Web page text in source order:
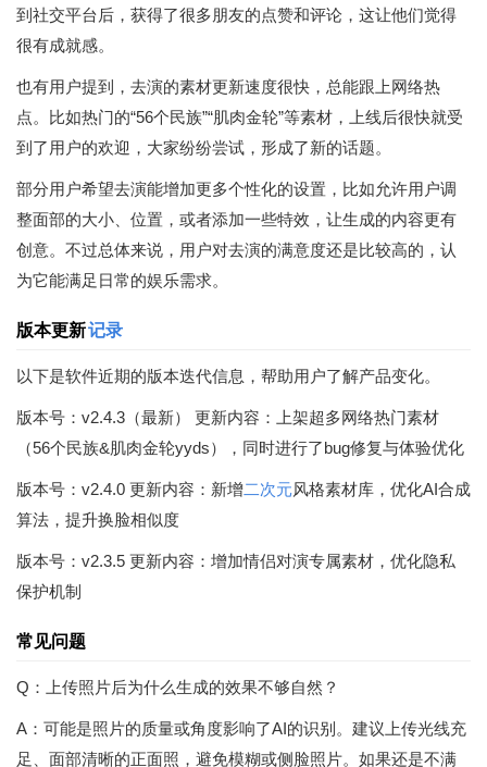
到社交平台后，获得了很多朋友的点赞和评论，这让他们觉得
很有成就感。
也有用户提到，去演的素材更新速度很快，总能跟上网络热
点。比如热门的“56个民族”“肌肉金轮”等素材，上线后很快就受
到了用户的欢迎，大家纷纷尝试，形成了新的话题。
部分用户希望去演能增加更多个性化的设置，比如允许用户调
整面部的大小、位置，或者添加一些特效，让生成的内容更有
创意。不过总体来说，用户对去演的满意度还是比较高的，认
为它能满足日常的娱乐需求。
版本更新记录
以下是软件近期的版本迭代信息，帮助用户了解产品变化。
版本号：v2.4.3（最新） 更新内容：上架超多网络热门素材
（56个民族&肌肉金轮yyds），同时进行了bug修复与体验优化
版本号：v2.4.0 更新内容：新增二次元风格素材库，优化AI合成
算法，提升换脸相似度
版本号：v2.3.5 更新内容：增加情侣对演专属素材，优化隐私
保护机制
常见问题
Q：上传照片后为什么生成的效果不够自然？
A：可能是照片的质量或角度影响了AI的识别。建议上传光线充
足、面部清晰的正面照，避免模糊或侧脸照片。如果还是不满